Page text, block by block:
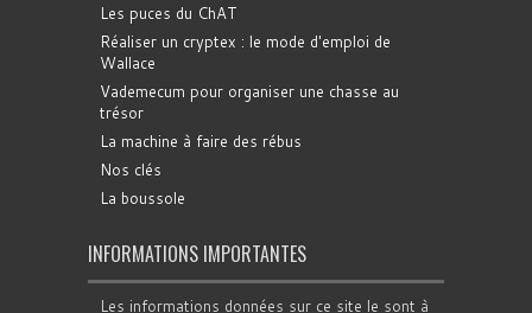
Les puces du ChAT
Réaliser un cryptex : le mode d'emploi de
Wallace
Vademecum pour organiser une chasse au
trésor
La machine à faire des rébus
Nos clés
La boussole
INFORMATIONS IMPORTANTES
Les informations données sur ce site le sont à